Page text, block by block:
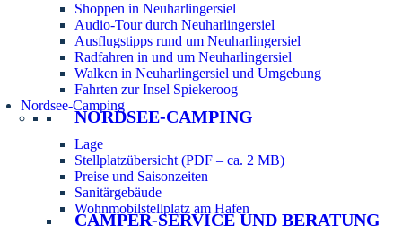
Shoppen in Neuharlingersiel
Audio-Tour durch Neuharlingersiel
Ausflugstipps rund um Neuharlingersiel
Radfahren in und um Neuharlingersiel
Walken in Neuharlingersiel und Umgebung
Fahrten zur Insel Spiekeroog
Nordsee-Camping
NORDSEE-CAMPING
Lage
Stellplatzübersicht (PDF – ca. 2 MB)
Preise und Saisonzeiten
Sanitärgebäude
Wohnmobilstellplatz am Hafen
CAMPER-SERVICE UND BERATUNG